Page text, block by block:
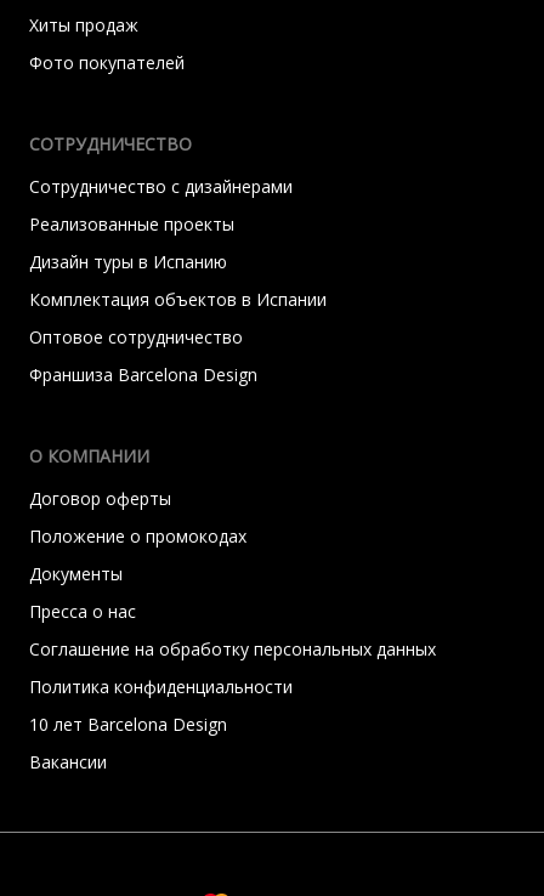
Хиты продаж
Фото покупателей
СОТРУДНИЧЕСТВО
Сотрудничество с дизайнерами
Реализованные проекты
Дизайн туры в Испанию
Комплектация объектов в Испании
Оптовое сотрудничество
Франшиза Barcelona Design
О КОМПАНИИ
Договор оферты
Положение о промокодах
Документы
Пресса о нас
Соглашение на обработку персональных данных
Политика конфиденциальности
10 лет Barcelona Design
Вакансии